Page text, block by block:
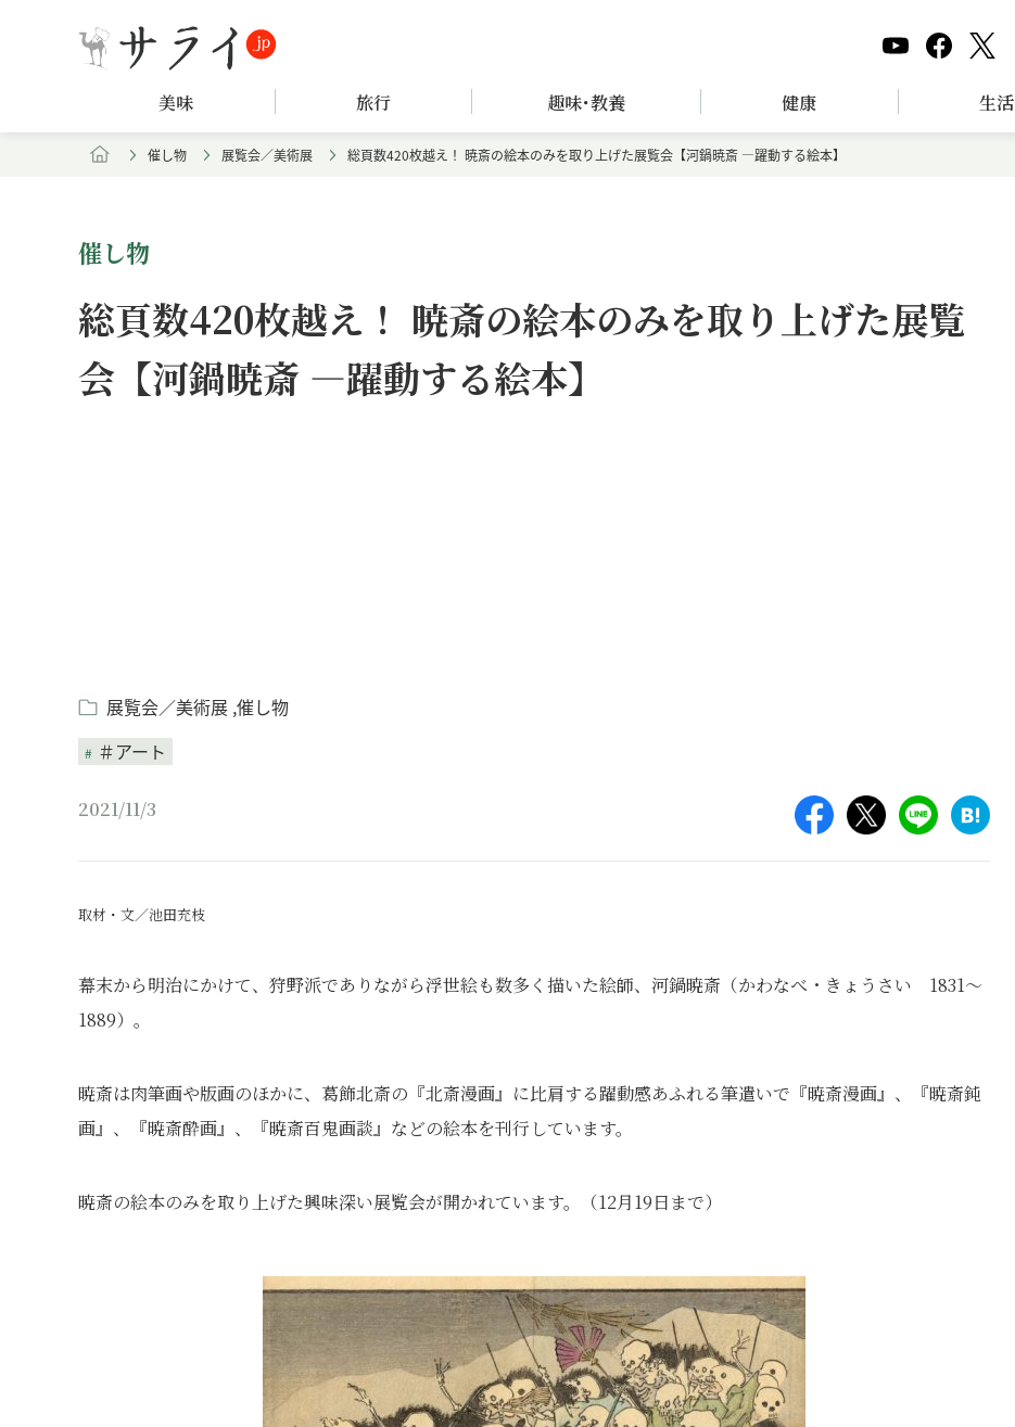
美味 旅行 趣味･教養 健康 生活
催し物 展覧会／美術展 総頁数420枚越え！ 暁斎の絵本のみを取り上げた展覧会【河鍋暁斎 ―躍動する絵本】
催し物
総頁数420枚越え！ 暁斎の絵本のみを取り上げた展覧
会【河鍋暁斎 ―躍動する絵本】
展覧会／美術展 催し物
＃アート
2021/11/3
取材・文／池田充枝
幕末から明治にかけて、狩野派でありながら浮世絵も数多く描いた絵師、河鍋暁斎（かわなべ・きょうさい 1831～
1889）。
暁斎は肉筆画や版画のほかに、葛飾北斎の『北斎漫画』に比肩する躍動感あふれる筆遣いで『暁斎漫画』、『暁斎鈍
画』、『暁斎酔画』、『暁斎百鬼画談』などの絵本を刊行しています。
暁斎の絵本のみを取り上げた興味深い展覧会が開かれています。（12月19日まで）